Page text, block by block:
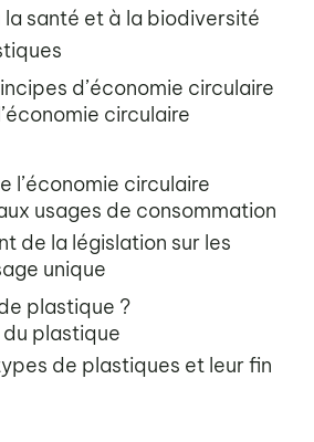
santé et à la biodiversité
d’économie circulaire
circulaire
l’économie circulaire
usages de consommation
de la législation sur les
unique
plastique ?
plastique
de plastiques et leur fin